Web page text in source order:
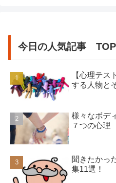
今日の人気記事
【心理テス
する人物と
様々なボデ
７つの心理
聞きたかっ
集11選！